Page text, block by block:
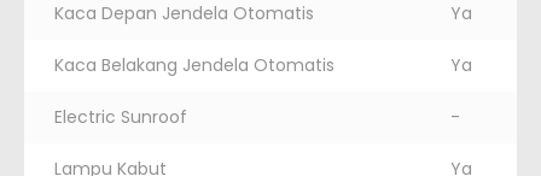
Kaca Depan Jendela Otomatis Ya
Kaca Belakang Jendela Otomatis Ya
Electric Sunroof -
Lampu Kabut Ya